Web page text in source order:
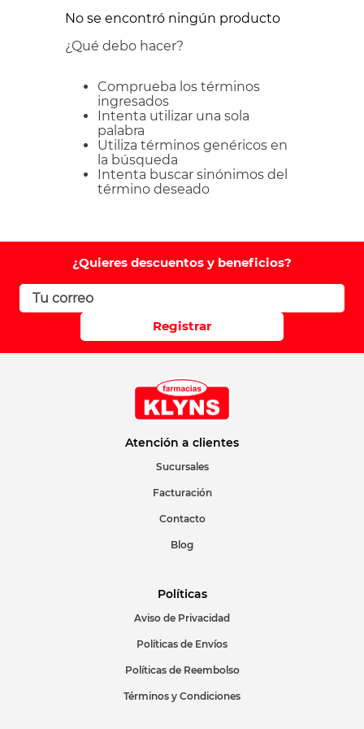
No se encontró ningún producto
¿Qué debo hacer?
Comprueba los términos
ingresados
Intenta utilizar una sola
palabra
Utiliza términos genéricos en
la búsqueda
Intenta buscar sinónimos del
término deseado
¿Quieres descuentos y beneficios?
Registrar
Atención a clientes
Sucursales
Facturación
Contacto
Blog
Políticas
Aviso de Privacidad
Políticas de Envíos
Políticas de Reembolso
Términos y Condiciones